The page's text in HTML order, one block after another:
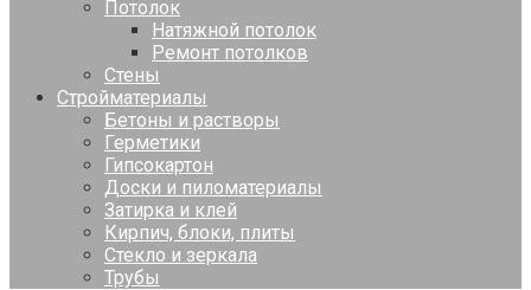
Потолок
Натяжной потолок
Ремонт потолков
Стены
Стройматериалы
Бетоны и растворы
Герметики
Гипсокартон
Доски и пиломатериалы
Затирка и клей
Кирпич, блоки, плиты
Стекло и зеркала
Трубы